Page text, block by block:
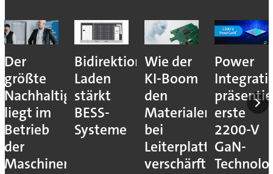
Der
größte
Nachhaltigkeitshebel
liegt im
Betrieb
der
Maschinen
Bidirektionales
Laden
stärkt
BESS-
Systeme
Wie der
KI-Boom
den
Materialengpass
bei
Leiterplatten
verschärft
Power
erste
2200-V
GaN-